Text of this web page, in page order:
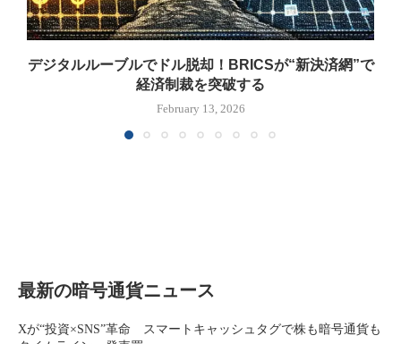
デジタルルーブルでドル脱却！BRICSが“新決済網”で
経済制裁を突破する
February 13, 2026
最新の暗号通貨ニュース
Xが“投資×SNS”革命 スマートキャッシュタグで株も暗号通貨も